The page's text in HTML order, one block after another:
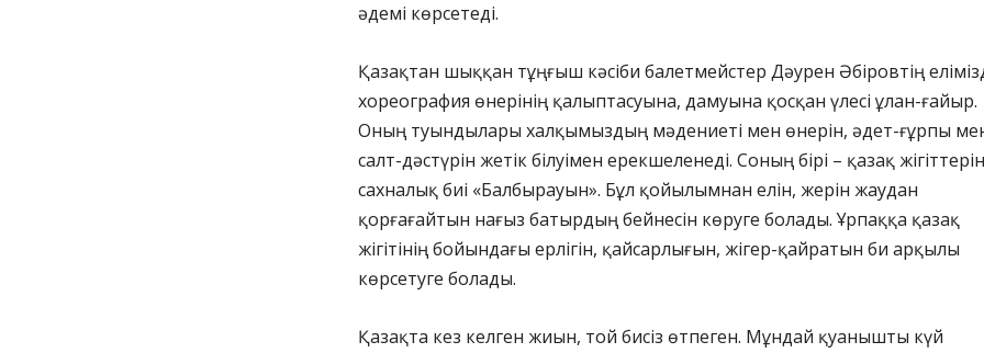
әдемі көрсетеді.
Қазақ­тан шыққан тұңғыш кәсіби балетмейстер Дәурен Әбіровтің
хореография өнерінің қалыптасуына, дамуына қосқан үлесі ұлан-ғайыр.
Оның туындылары халқымыздың мәдениеті мен өнерін, әдет-ғұрпы
салт-дәстүрін жетік білуімен ерекшеленеді. Соның бірі – қазақ
сахналық биі «Балбырауын». Бұл қойылымнан елін, жерін жаудан
қорғағайтын нағыз батырдың бейнесін көруге болады. Ұрпаққа қазақ
жігітінің бойындағы ерлігін, қайсарлығын, жігер-қайратын би арқылы
көрсетуге болады.
Қазақта кез келген жиын, той бисіз өтпеген. Мұндай қуанышты күй